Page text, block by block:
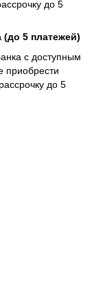
до 5
(до 5 платежей)
с доступным
приобрести
до 5